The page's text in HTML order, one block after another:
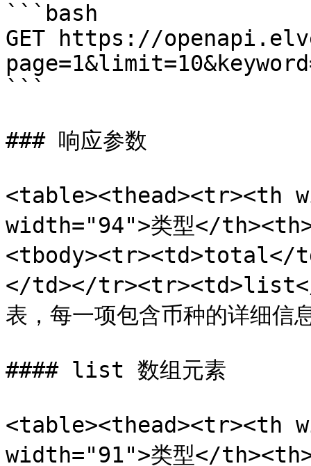
```bash
GET https://
```
### 响应参数
<table><thead><tr><th
width="94">类型</
<tbody><tr><td>total</
</td></tr><tr><td>list</
表，每一项包含币种的详
#### list 数组元素
<table><thead><tr><th
width="91">类型</